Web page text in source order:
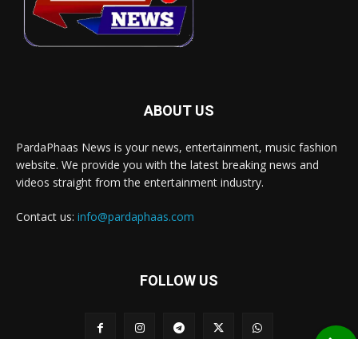
ABOUT US
PardaPhaas News is your news, entertainment, music fashion
website. We provide you with the latest breaking news and
videos straight from the entertainment industry.
Contact us: info@pardaphaas.com
FOLLOW US